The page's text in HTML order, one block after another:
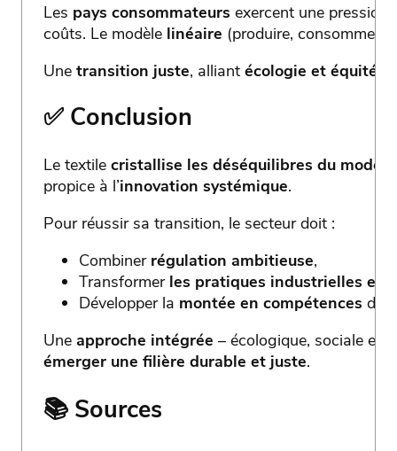
Les pays consommateurs exercent une pression
coûts. Le modèle linéaire (produire, consommer,
Une transition juste, alliant écologie et équité
✅ Conclusion
Le textile cristallise les déséquilibres du
propice à l’innovation systémique.
Pour réussir sa transition, le secteur doit :
Combiner régulation ambitieuse,
Transformer les pratiques industrielles et
Développer la montée en compétences des
Une approche intégrée – écologique, sociale et
émerger une filière durable et juste.
📚 Sources